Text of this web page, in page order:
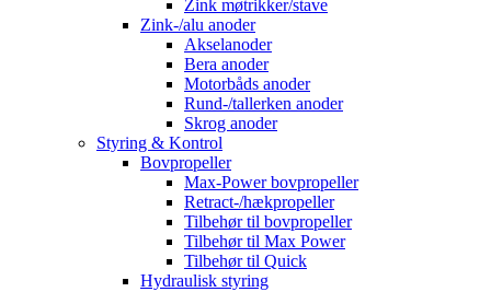
Zink møtrikker/stave
Zink-/alu anoder
Akselanoder
Bera anoder
Motorbåds anoder
Rund-/tallerken anoder
Skrog anoder
Styring & Kontrol
Bovpropeller
Max-Power bovpropeller
Retract-/hækpropeller
Tilbehør til bovpropeller
Tilbehør til Max Power
Tilbehør til Quick
Hydraulisk styring